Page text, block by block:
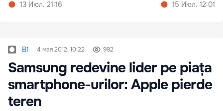
13 Июл. 21:16
15 Июл. 12:01
B1 4 мая 2012, 10:22 992
Samsung redevine lider pe piața
smartphone-urilor: Apple pierde
teren